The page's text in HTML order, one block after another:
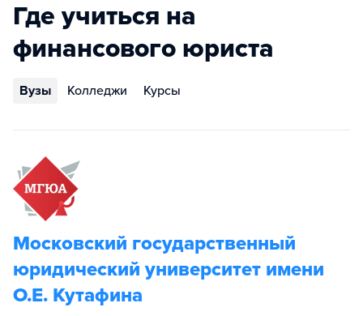
Где учиться на
финансового юриста
Вузы Колледжи Курсы
Московский государственный
юридический университет имени
О.Е. Кутафина